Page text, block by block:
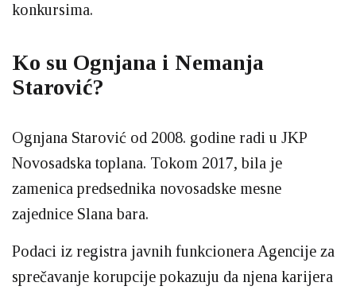
konkursima.
Ko su Ognjana i Nemanja
Starović?
Ognjana Starović od 2008. godine radi u JKP
Novosadska toplana. Tokom 2017, bila je
zamenica predsednika novosadske mesne
zajednice Slana bara.
Podaci iz registra javnih funkcionera Agencije za
sprečavanje korupcije pokazuju da njena karijera